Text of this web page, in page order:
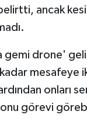
ancak
gemi drone'
mesafeye
onları
görevi